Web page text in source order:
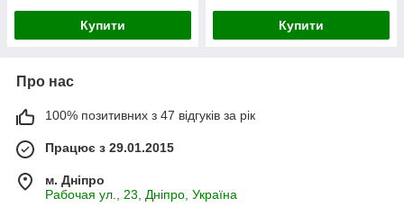
Купити Купити
Про нас
100% позитивних з 47 відгуків за рік
Працює з 29.01.2015
м. Дніпро
Рабочая ул., 23, Дніпро, Україна